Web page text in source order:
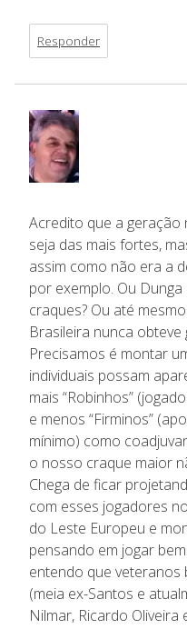
Responder
Acredito que a geração
seja das mais fortes,
assim como não era a
por exemplo. Ou
craques? Ou até
Brasileira nunca
Precisamos é montar
individuais possam
mais “Robinhos”
e menos “Firminos”
mínimo) como
o nosso craque maior
Chega de ficar
com esses jogadores
do Leste Europeu e
pensando em jogar
entendo que veteranos
(meia ex-Santos e
Nilmar, Ricardo